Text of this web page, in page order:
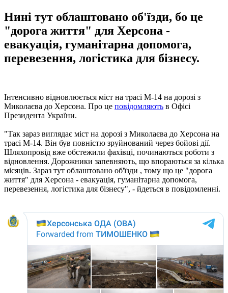
Нині тут облаштовано об'їзди, бо це
"дорога життя" для Херсона -
евакуація, гуманітарна допомога,
перевезення, логістика для бізнесу.
Інтенсивно відновлюється міст на трасі М-14 на дорозі з
Миколаєва до Херсона. Про це повідомляють в Офісі
Президента України.
"Так зараз виглядає міст на дорозі з Миколаєва до Херсона на
трасі М-14. Він був повністю зруйнований через бойові дії.
Шляхопровід вже обстежили фахівці, починаються роботи з
відновлення. Дорожники запевняють, що впораються за кілька
місяців. Зараз тут облаштовано об'їзди , тому що це "дорога
життя" для Херсона - евакуація, гуманітарна допомога,
перевезення, логістика для бізнесу", - йдеться в повідомленні.